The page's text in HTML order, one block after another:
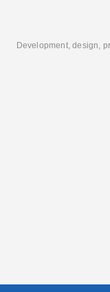
Development, design,